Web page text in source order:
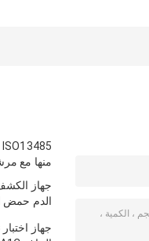
منها مع
جهاز
الدم حمض
جهاز